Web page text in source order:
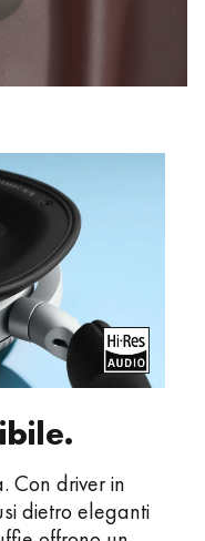
Con driver in
dietro eleganti